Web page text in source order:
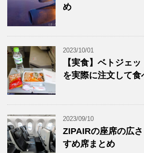
め
2023/10/01
【実食】ベトジェ
を実際に注文して食
2023/09/10
ZIPAIRの座席の広
すめ席まとめ